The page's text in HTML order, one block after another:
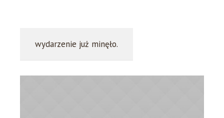
wydarzenie już minęło.